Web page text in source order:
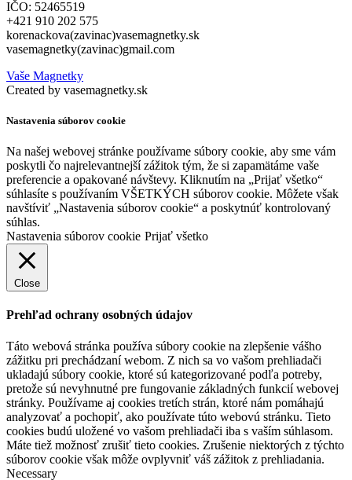
IČO: 52465519
+421 910 202 575
korenackova(zavinac)vasemagnetky.sk
vasemagnetky(zavinac)gmail.com
Vaše Magnetky
Created by vasemagnetky.sk
Nastavenia súborov cookie
Na našej webovej stránke používame súbory cookie, aby sme vám
poskytli čo najrelevantnejší zážitok tým, že si zapamätáme vaše
preferencie a opakované návštevy. Kliknutím na „Prijať všetko“
súhlasíte s používaním VŠETKÝCH súborov cookie. Môžete však
navštíviť „Nastavenia súborov cookie“ a poskytnúť kontrolovaný
súhlas.
Nastavenia súborov cookie Prijať všetko
Close
Prehľad ochrany osobných údajov
Táto webová stránka používa súbory cookie na zlepšenie vášho
zážitku pri prechádzaní webom. Z nich sa vo vašom prehliadači
ukladajú súbory cookie, ktoré sú kategorizované podľa potreby,
pretože sú nevyhnutné pre fungovanie základných funkcií webovej
stránky. Používame aj cookies tretích strán, ktoré nám pomáhajú
analyzovať a pochopiť, ako používate túto webovú stránku. Tieto
cookies budú uložené vo vašom prehliadači iba s vaším súhlasom.
Máte tiež možnosť zrušiť tieto cookies. Zrušenie niektorých z týchto
súborov cookie však môže ovplyvniť váš zážitok z prehliadania.
Necessary